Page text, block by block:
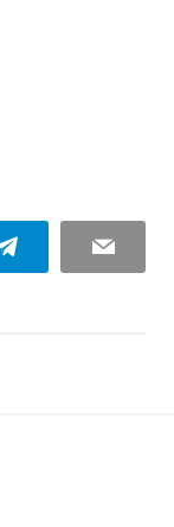
Telegram Email